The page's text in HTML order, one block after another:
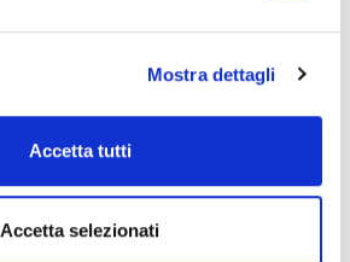
Mostra dettagli
Accetta tutti
Accetta selezionati